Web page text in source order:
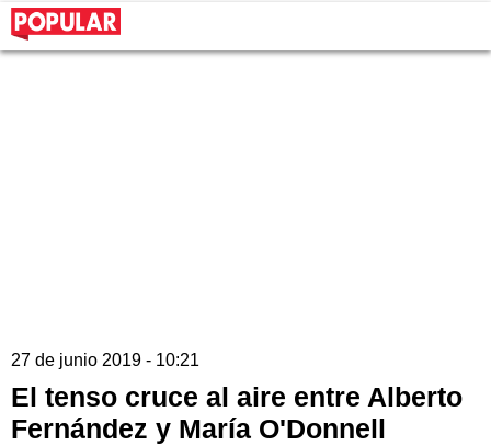
27 de junio 2019 - 10:21
El tenso cruce al aire entre Alberto
Fernández y María O'Donnell